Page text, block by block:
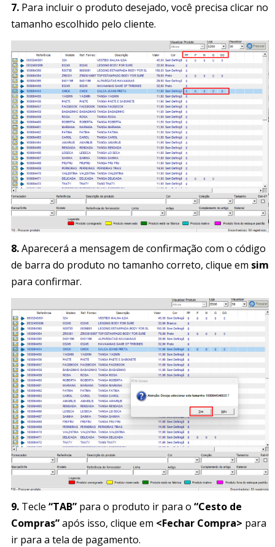
7. Para incluir o produto desejado, você precisa clicar no
tamanho escolhido pelo cliente.
8.Aparecerá a mensagem de confirmação com o código
de barra do produto no tamanho correto, clique em sim
para confirmar.
9. Tecle “TAB” para o produto ir para o “Cesto de
Compras”após isso, clique em <Fechar Compra> para
ir para a tela de pagamento.